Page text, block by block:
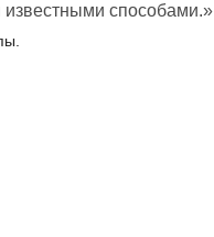
способами.»